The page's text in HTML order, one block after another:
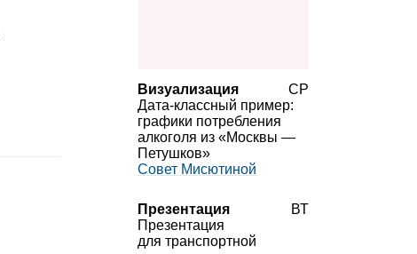
Визуализация
Дата‑классный пример:
графики потребления
алкоголя из «Москвы —
Петушков»
Совет Мисютиной
СР
Презентация
Презентация
для транспортной
ВТ